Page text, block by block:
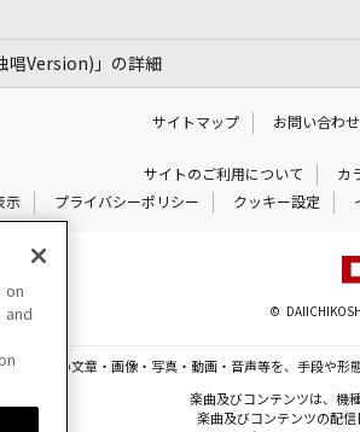
唱Version)」の詳細
サイトマップ お問い合わせ
サイトのご利用について カ
示
プライバシーポリシー クッキー設定
©
いる一切の文章・画像・写真・動画・音声等を、手段や
楽曲及びコンテンツは、機
楽曲及びコンテンツの配信
on